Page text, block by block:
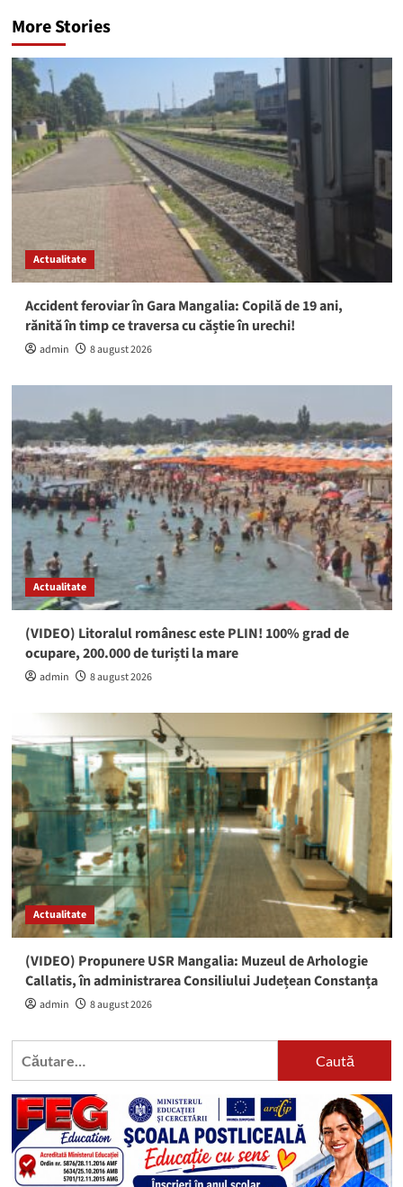
More Stories
Actualitate
Accident feroviar în Gara Mangalia: Copilă de 19 ani,
rănită în timp ce traversa cu căștie în urechi!
admin 8 august 2026
Actualitate
(VIDEO) Litoralul românesc este PLIN! 100% grad de
ocupare, 200.000 de turiști la mare
admin 8 august 2026
Actualitate
(VIDEO) Propunere USR Mangalia: Muzeul de Arhologie
Callatis, în administrarea Consiliului Județean Constanța
admin 8 august 2026
Caută